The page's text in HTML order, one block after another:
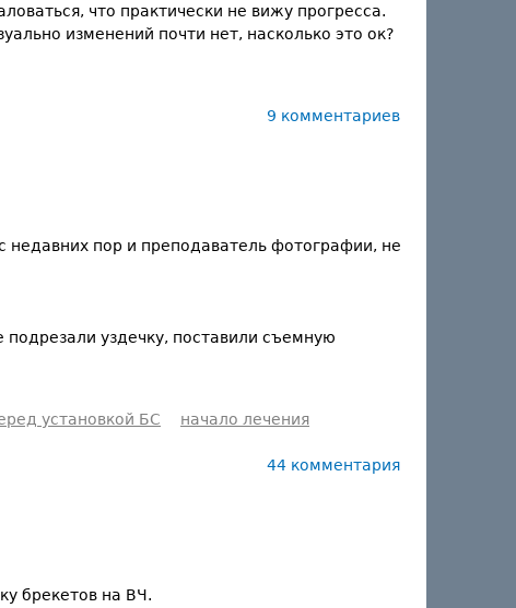
что практически не вижу прогресса.
изменений почти нет, насколько это ок?
9 комментариев
недавних пор и преподаватель фотографии, не
уздечку, поставили съемную
установкой БС начало лечения
44 комментария
брекетов на ВЧ.